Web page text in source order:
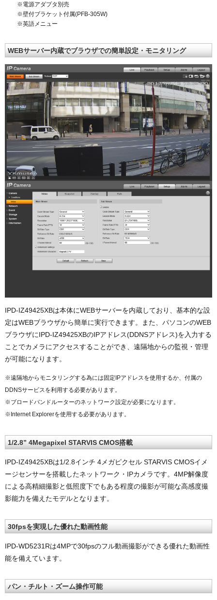
※電源アダプタ別売
※壁付ブラケット付属(PFB-305W)
※英語メニュー
WEBサーバー内蔵でブラウザでの簡単設定・モニタリング
IPD-IZ49425XBは本体にWEBサーバーを内蔵しており、基本的な設
定はWEBブラウザから簡単に実行できます。また、パソコンのWEB
ブラウザにIPD-IZ49425XBのIPアドレス(DDNSアドレス)を入力する
ことでカメラにアクセスすることができ、遠隔地からの監視・管理
が可能になります。
※遠隔地からモニタリングする為には固定IPアドレスを使用するか、付属の
DDNSサービスを利用する必要があります。
※ブロードバンドルーターのネットワーク設定が必要になります。
※Internet Explorerを使用する必要があります。
1/2.8” 4Megapixel STARVIS CMOS搭載
IPD-IZ49425XBは1/2.8インチ 4メガピクセル STARVIS CMOSイメ
ージセンサーを搭載したネットワーク・IPカメラです。4MP解像度
による高精細撮影と低照度下でもある程度の撮影が可能な高感度撮
影能力を備えたモデルとなります。
30fpsを実現した優れた動画性能
IPD-WD5231Rは4MPで30fpsのフル動画撮影ができる優れた動画性
能を備えています。
パン・チルト・ズーム操作可能